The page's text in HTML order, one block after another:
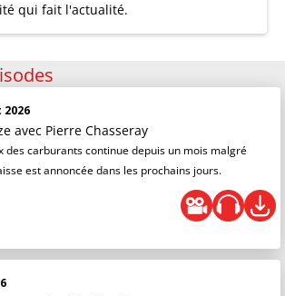
qui fait l'actualité.
avec Pierre Chasseray
des carburants continue depuis un mois malgré
est annoncée dans les prochains jours.